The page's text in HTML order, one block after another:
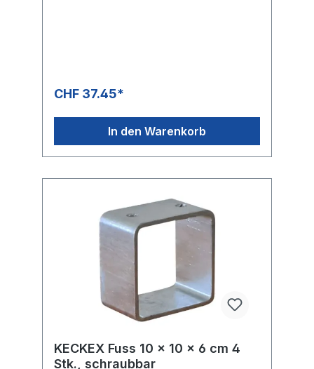
CHF 37.45*
In den Warenkorb
KECKEX Fuss 10 x 10 x 6 cm 4
Stk., schraubbar